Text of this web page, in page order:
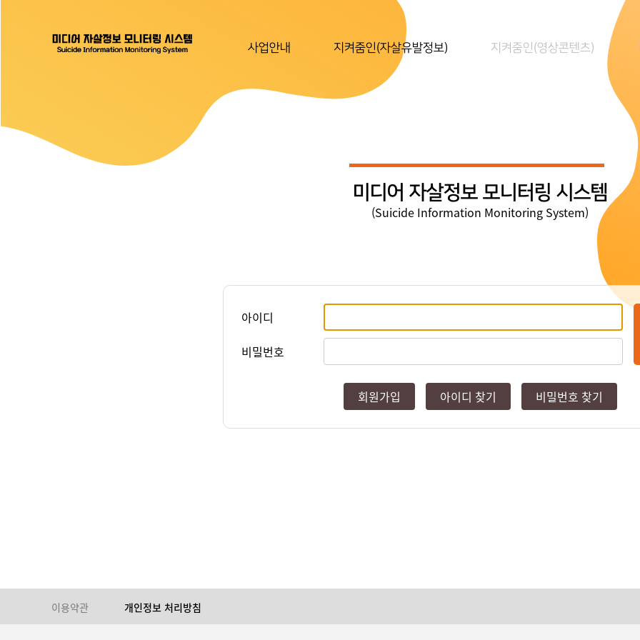
사업안내 지켜줌인(자살유발정보) 지켜줌인(영상콘텐츠)
미디어 자살정보 모니터링 시스템
(Suicide Information Monitoring System)
아이디
비밀번호
회원가입 아이디 찾기 비밀번호 찾기
이용약관 개인정보 처리방침